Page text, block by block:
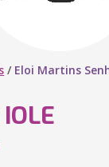
/ Eloi Martins